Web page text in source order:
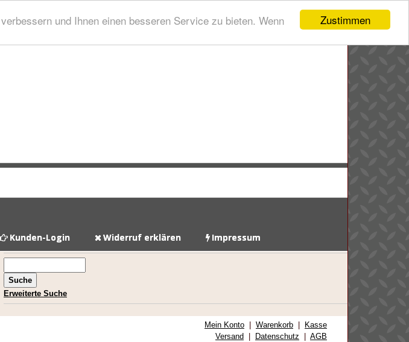
Zustimmen
und Ihnen einen besseren Service zu bieten. Wenn
Kunden-Login Widerruf erklären Impressum
Erweiterte Suche
Mein Konto Warenkorb
Kasse
Versand
Datenschutz AGB